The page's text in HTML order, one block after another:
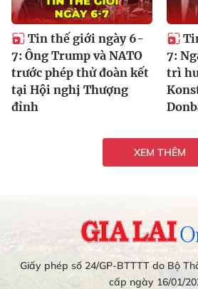
Tin thế giới ngày 6-
7: Ông Trump và NATO
trước phép thử đoàn kết
tại Hội nghị Thượng
đỉnh
7:
trì
XEM THÊM
Giấy phép số 24/GP-BTTTT do Bộ
cấp ngày 16/01/